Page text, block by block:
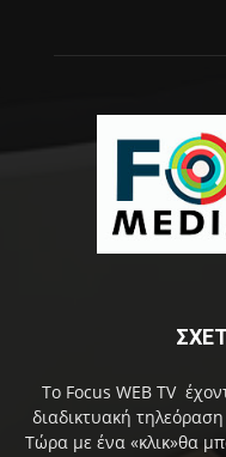
Το Focus WEB TV
διαδικτυακή
Τώρα με ένα «κλικ»θα